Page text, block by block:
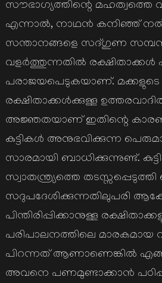
സൗഭാഗ്യത്തിന്റെ മഹത്വത്തെ
എന്നാല്‍, നാഥന്‍ കനിഞ്ഞ്‌
സന്താനങ്ങളെ സദ്‌ഗുണ
വളര്‍ത്തുന്നതില്‍ രക്ഷിതാക്കള്‍
പരാജയപെടുകയാണ്‌. മക്കളുടെ
രക്ഷിതാക്കള്‍ക്കുള്ള
അജ്ഞതയാണ്‌ ഇതിന്റെ
കുട്ടികള്‍ അനുഭവിക്കുന്ന
സാരമായി ബാധിക്കുന്നുണ്ട്‌.
സ്വാതന്ത്ര്യത്തെ
സദുപദേശിക്കുന്നതിലുപരി
പിന്തിരിപ്പിക്കാനുള്ള
പരിപാലനത്തിലെ മാരകമായ
പിറന്നത്‌ ആണാണെങ്കില്‍
അവനെ പണമുണ്ടാക്കാന്‍